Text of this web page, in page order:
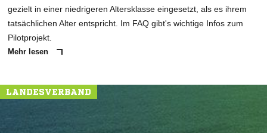
gezielt in einer niedrigeren Altersklasse eingesetzt, als es ihrem
tatsächlichen Alter entspricht. Im FAQ gibt's wichtige Infos zum
Pilotprojekt.
Mehr lesen
LANDESVERBAND